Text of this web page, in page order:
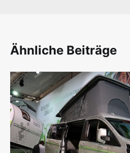
Ähnliche Beiträge